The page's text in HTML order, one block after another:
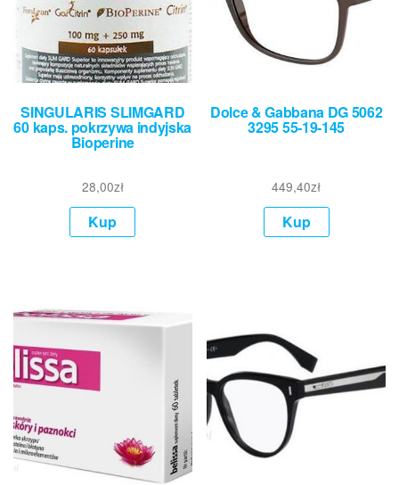
SINGULARIS SLIMGARD
60 kaps. pokrzywa indyjska
Bioperine
28,00zł
Kup
Dolce & Gabbana DG 5062
3295 55-19-145
449,40zł
Kup